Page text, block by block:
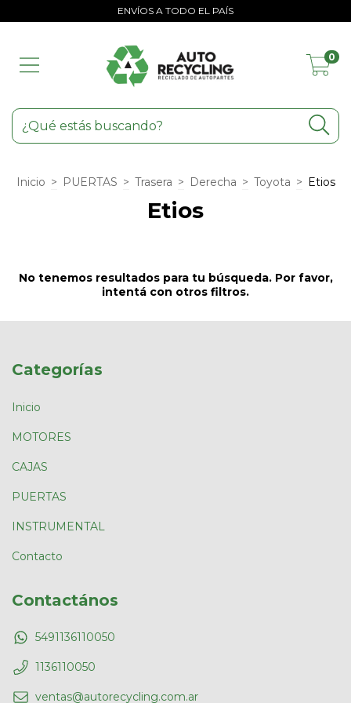
ENVÍOS A TODO EL PAÍS
0
Inicio > PUERTAS > Trasera > Derecha > Toyota > Etios
Etios
No tenemos resultados para tu búsqueda. Por favor,
intentá con otros filtros.
Categorías
Inicio
MOTORES
CAJAS
PUERTAS
INSTRUMENTAL
Contacto
Contactános
5491136110050
1136110050
ventas@autorecycling.com.ar